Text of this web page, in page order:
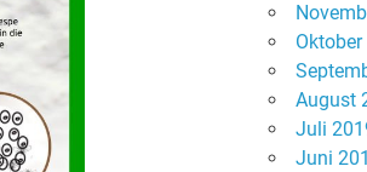
August
Juli
Juni